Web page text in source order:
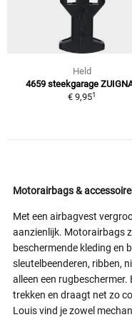
Held
4659 steekgarage
€ 9,951
Motorairbags &
Met een airbagvest
aanzienlijk. Motorairbags
beschermende kleding en
sleutelbeenderen, ribben,
alleen een
trekken en draagt net zo
Louis vind je zowel